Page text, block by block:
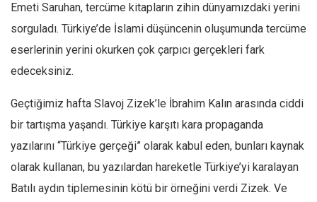
Emeti Saruhan, tercüme kitapların zihin dünyamızdaki yerini
sorguladı. Türkiye’de İslami düşüncenin oluşumunda tercüme
eserlerinin yerini okurken çok çarpıcı gerçekleri fark
edeceksiniz.
Geçtiğimiz hafta Slavoj Zizek’le İbrahim Kalın arasında ciddi
bir tartışma yaşandı. Türkiye karşıtı kara propaganda
yazılarını “Türkiye gerçeği” olarak kabul eden, bunları kaynak
olarak kullanan, bu yazılardan hareketle Türkiye’yi karalayan
Batılı aydın tiplemesinin kötü bir örneğini verdi Zizek. Ve